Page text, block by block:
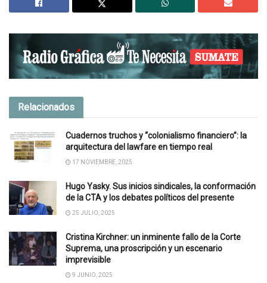
Relacionados
Cuadernos truchos y “colonialismo financiero”: la
arquitectura del lawfare en tiempo real
17 NOVIEMBRE, 2025
Hugo Yasky. Sus inicios sindicales, la conformación
de la CTA y los debates políticos del presente
25 JULIO, 2025
Cristina Kirchner: un inminente fallo de la Corte
Suprema, una proscripción y un escenario
imprevisible
9 JUNIO, 2025